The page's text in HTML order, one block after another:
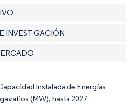
INVESTIGACIÓN
Instalada de Energías
(MW), hasta 2027